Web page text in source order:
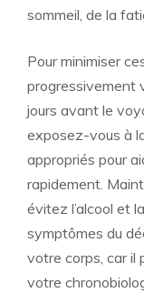
sommeil, de la
Pour minimiser
progressivement
jours avant le
exposez-vous à
appropriés pour
rapidement.
évitez l’alcool et
symptômes du
votre corps, car il
votre